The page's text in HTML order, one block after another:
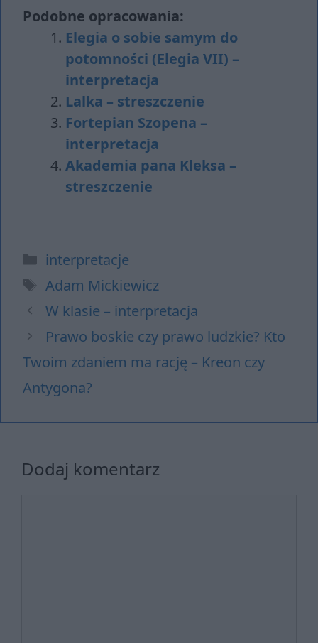
Podobne opracowania:
Elegia o sobie samym do
potomności (Elegia VII) –
interpretacja
Lalka – streszczenie
Fortepian Szopena –
interpretacja
Akademia pana Kleksa –
streszczenie
Kategorie
interpretacje
Tagi
Adam Mickiewicz
W klasie – interpretacja
Prawo boskie czy prawo ludzkie? Kto
Twoim zdaniem ma rację – Kreon czy
Antygona?
Dodaj komentarz